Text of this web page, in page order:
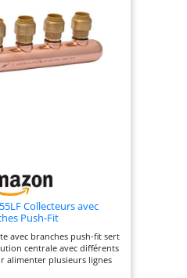
Collecteurs avec
Push-Fit
avec branches push-fit sert
centrale avec différents
alimenter plusieurs lignes
les connexions